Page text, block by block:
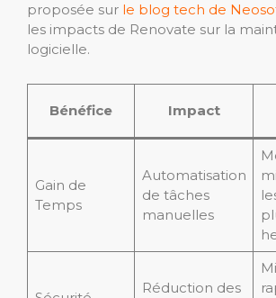
proposée sur le blog tech de
les impacts de Renovate sur la
logicielle.
Bénéfice Impact
Gain de
Temps
Automatisation
de tâches
manuelles
Réduction des